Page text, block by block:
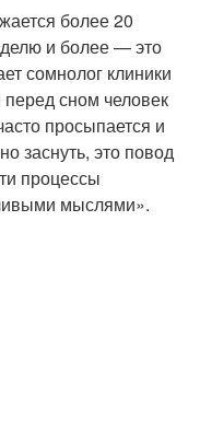
более 20
и более — это
сомнолог клиники
сном человек
просыпается и
заснуть, это повод
процессы
мыслями».